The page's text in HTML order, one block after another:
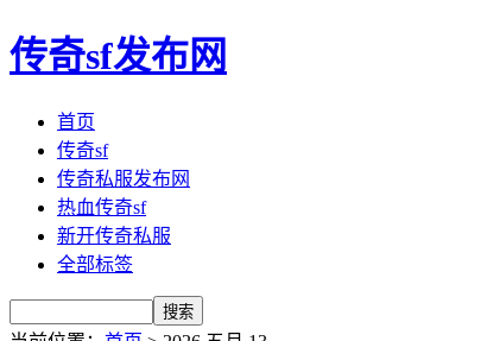
传奇sf发布网
首页
传奇sf
传奇私服发布网
热血传奇sf
新开传奇私服
全部标签